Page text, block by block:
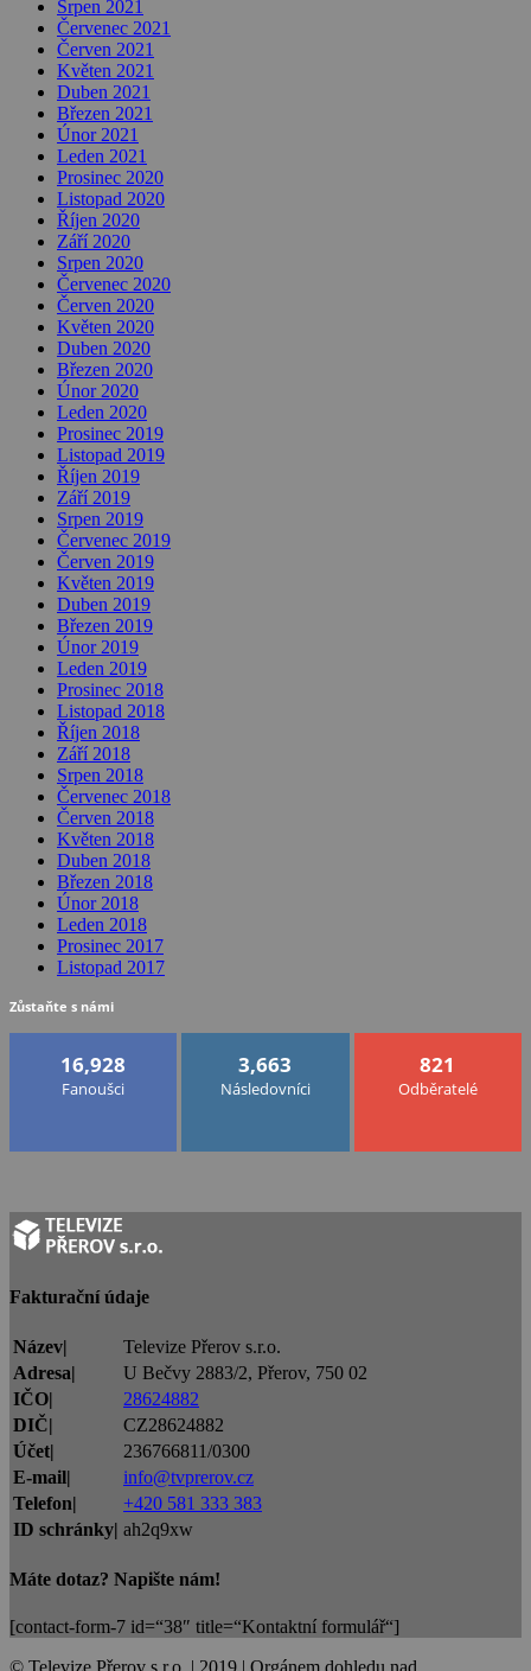
Srpen 2021
Červenec 2021
Červen 2021
Květen 2021
Duben 2021
Březen 2021
Únor 2021
Leden 2021
Prosinec 2020
Listopad 2020
Říjen 2020
Září 2020
Srpen 2020
Červenec 2020
Červen 2020
Květen 2020
Duben 2020
Březen 2020
Únor 2020
Leden 2020
Prosinec 2019
Listopad 2019
Říjen 2019
Září 2019
Srpen 2019
Červenec 2019
Červen 2019
Květen 2019
Duben 2019
Březen 2019
Únor 2019
Leden 2019
Prosinec 2018
Listopad 2018
Říjen 2018
Září 2018
Srpen 2018
Červenec 2018
Červen 2018
Květen 2018
Duben 2018
Březen 2018
Únor 2018
Leden 2018
Prosinec 2017
Listopad 2017
Zůstaňte s námi
16,928
Fanoušci
3,663
Následovníci
821
Odběratelé
Fakturační údaje
Název|
Televize Přerov s.r.o.
Adresa|
U Bečvy 2883/2, Přerov, 750 02
IČO|
28624882
DIČ|
CZ28624882
Účet|
236766811/0300
E-mail|
info@tvprerov.cz
Telefon|
+420 581 333 383
ID schránky| ah2q9xw
Máte dotaz? Napište nám!
[contact-form-7 id=“38″ title=“Kontaktní formulář“]
© Televize Přerov s.r.o. | 2019 | Orgánem dohledu nad